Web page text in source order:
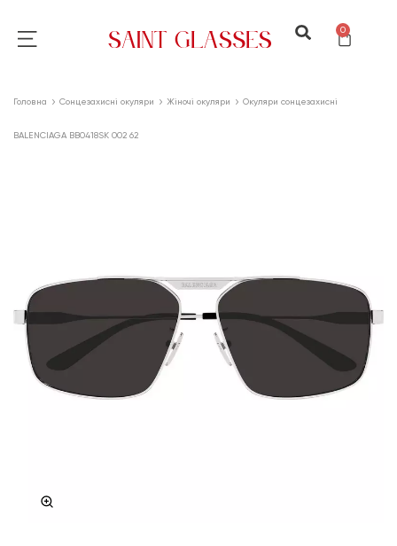
0
Головна Сонцезахисні окуляри Жіночі окуляри Окуляри сонцезахисні
BALENCIAGA BB0418SK 002 62